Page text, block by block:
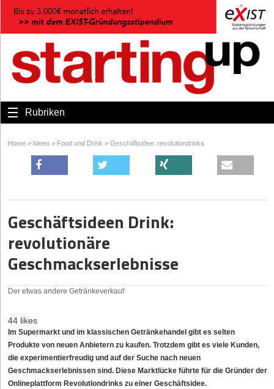
Rubriken
Home > Ideen > Food und Drink > Geschäftsidee: revolutiondrinks
Geschäftsideen Drink:
revolutionäre
Geschmackserlebnisse
Der etwas andere Getränkeverkauf
44 likes
Im Supermarkt und im klassischen Getränkehandel gibt es selten
Produkte von neuen Anbietern zu kaufen. Trotzdem gibt es viele Kunden,
die experimentierfreudig und auf der Suche nach neuen
Geschmackserlebnissen sind. Diese Marktlücke führte für die Gründer der
Onlineplattform Revolutiondrinks zu einer Geschäftsidee.